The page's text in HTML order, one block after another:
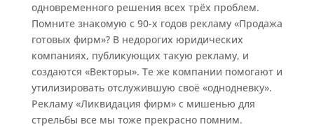
одновременного решения всех трёх проблем.
Помните знакомую с 90-х годов рекламу «Продажа
готовых фирм»? В недорогих юридических
компаниях, публикующих такую рекламу, и
создаются «Векторы». Те же компании помогают и
утилизировать отслужившую своё «однодневку».
Рекламу «Ликвидация фирм» с мишенью для
стрельбы все мы тоже прекрасно помним.